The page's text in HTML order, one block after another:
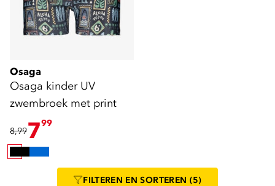
Osaga
Osaga kinder UV
zwembroek met print
8,99799
FILTEREN EN SORTEREN (5)